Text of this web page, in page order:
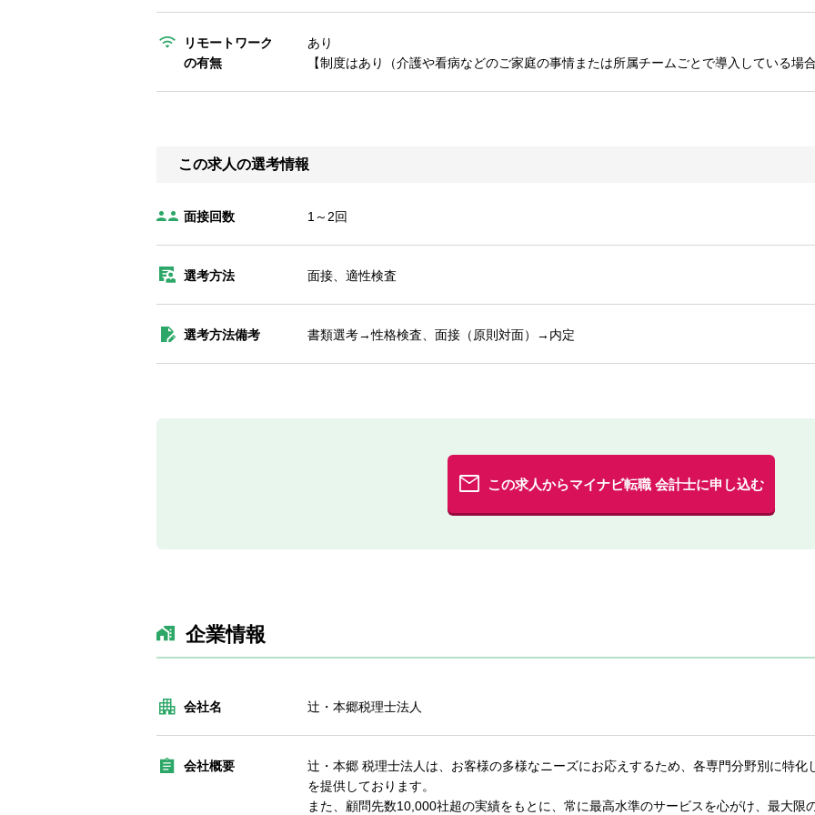
リモートワーク
の有無
あり
【制度はあり（介護や看病などのご家庭の事情または所属チームごとで導入している場合
この求人の選考情報
面接回数 1～2回
選考方法 面接、適性検査
選考方法備考 書類選考→性格検査、面接（原則対面）→内定
この求人からマイナビ転職 会計士に申し込む
企業情報
会社名 辻・本郷税理士法人
会社概要
辻・本郷 税理士法人は、お客様の多様なニーズにお応えするため、各専門分野別に特化
を提供しております。
また、顧問先数10,000社超の実績をもとに、常に最高水準のサービスを心がけ、最大限